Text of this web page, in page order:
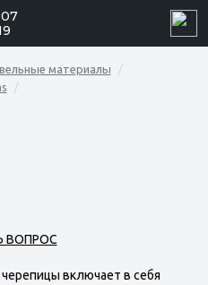
материалы
ВОПРОС
включает в себя